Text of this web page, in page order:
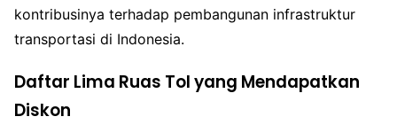
kontribusinya terhadap pembangunan infrastruktur
transportasi di Indonesia.
Daftar Lima Ruas Tol yang Mendapatkan
Diskon